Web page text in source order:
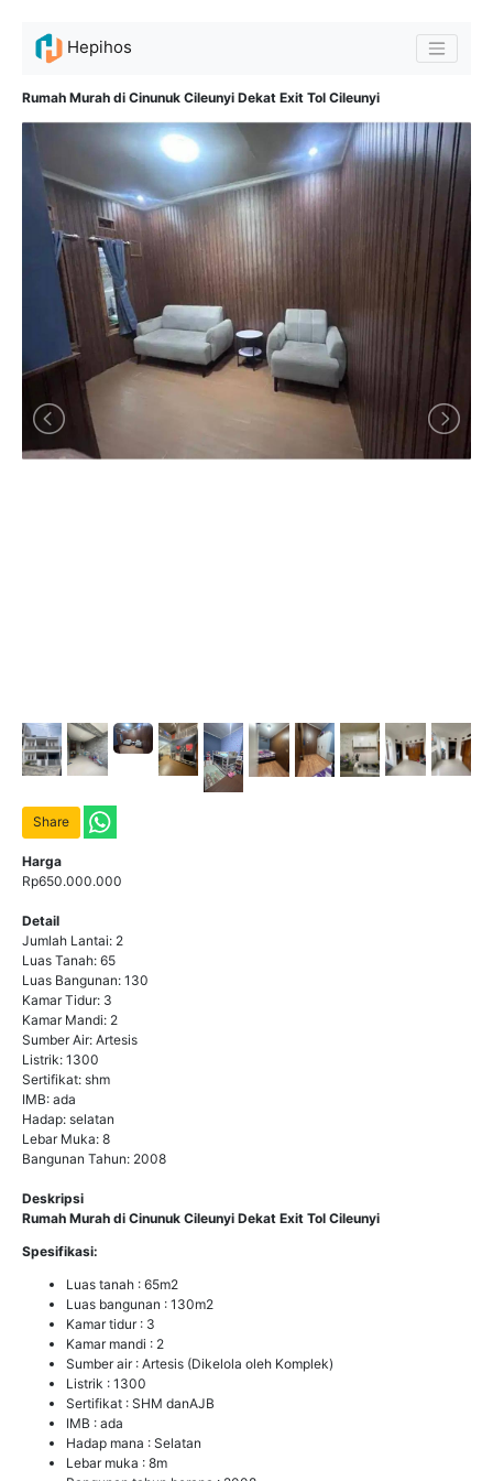
Hepihos
Rumah Murah di Cinunuk Cileunyi Dekat Exit Tol Cileunyi
Share
Harga
Rp650.000.000
Detail
Jumlah Lantai: 2
Luas Tanah: 65
Luas Bangunan: 130
Kamar Tidur: 3
Kamar Mandi: 2
Sumber Air: Artesis
Listrik: 1300
Sertifikat: shm
IMB: ada
Hadap: selatan
Lebar Muka: 8
Bangunan Tahun: 2008
Deskripsi
Rumah Murah di Cinunuk Cileunyi Dekat Exit Tol Cileunyi
Spesifikasi:
Luas tanah : 65m2
Luas bangunan : 130m2
Kamar tidur : 3
Kamar mandi : 2
Sumber air : Artesis (Dikelola oleh Komplek)
Listrik : 1300
Sertifikat : SHM danAJB
IMB : ada
Hadap mana : Selatan
Lebar muka : 8m